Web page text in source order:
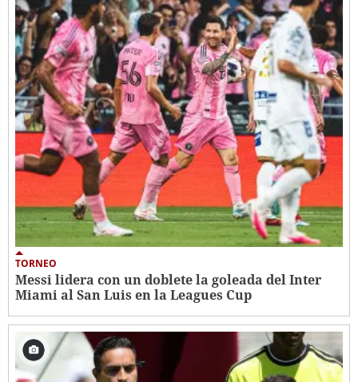
TORNEO
Messi lidera con un doblete la goleada del Inter
Miami al San Luis en la Leagues Cup